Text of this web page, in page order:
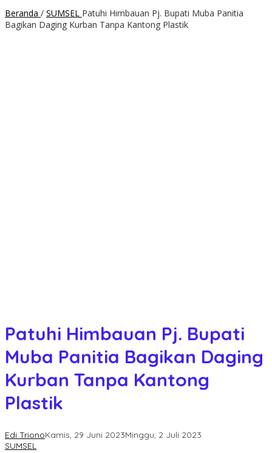
Beranda / SUMSEL Patuhi Himbauan Pj. Bupati Muba Panitia
Bagikan Daging Kurban Tanpa Kantong Plastik
Patuhi Himbauan Pj. Bupati
Muba Panitia Bagikan Daging
Kurban Tanpa Kantong
Plastik
Edi TrionoKamis, 29 Juni 2023Minggu, 2 Juli 2023
SUMSEL